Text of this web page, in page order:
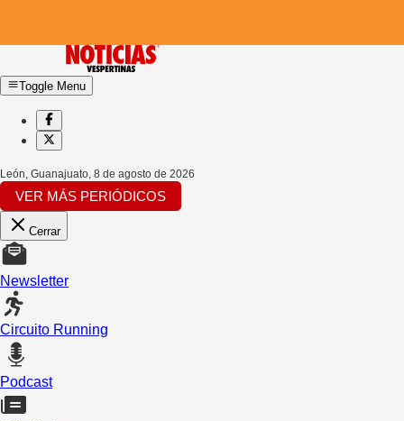
Toggle Menu
León, Guanajuato, 8 de agosto de 2026
VER MÁS PERIÓDICOS
Cerrar
Newsletter
Circuito Running
Podcast